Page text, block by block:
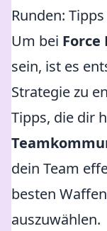
Runden:
Um bei Force
sein, ist es
Strategie zu
Tipps, die dir
dein Team
besten
auszuwählen.